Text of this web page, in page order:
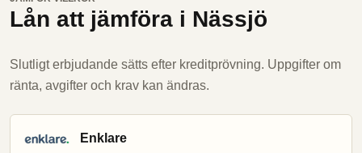
Lån att jämföra i Nässjö
Slutligt erbjudande sätts efter kreditprövning. Uppgifter om
ränta, avgifter och krav kan ändras.
Enklare